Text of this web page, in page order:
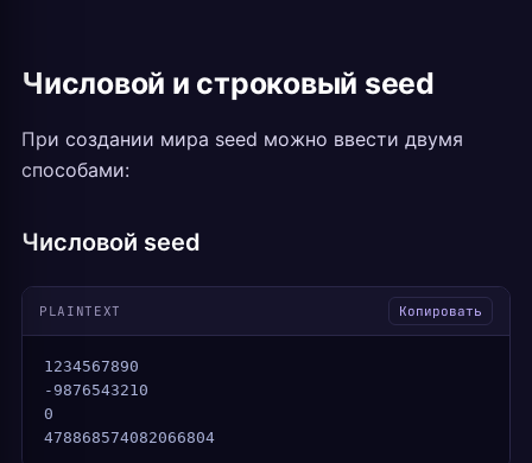
Числовой и строковый seed
При создании мира seed можно ввести двумя
способами:
Числовой seed
PLAINTEXT Копировать
1234567890
-9876543210
0
478868574082066804